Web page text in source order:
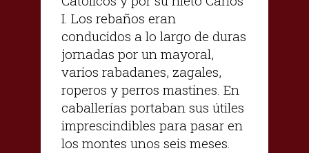
I. Los rebaños eran
conducidos a lo largo de duras
jornadas por un mayoral,
varios rabadanes, zagales,
roperos y perros mastines. En
caballerías portaban sus útiles
imprescindibles para pasar en
los montes unos seis meses.